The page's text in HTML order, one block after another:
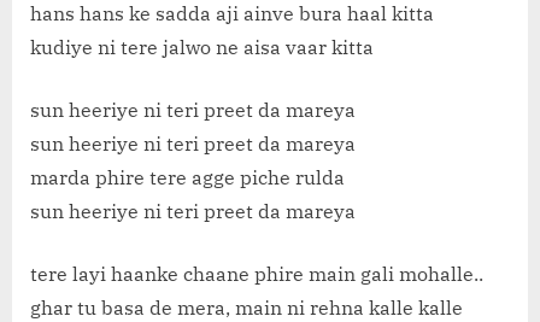
hans hans ke sadda aji ainve bura haal kitta
kudiye ni tere jalwo ne aisa vaar kitta
sun heeriye ni teri preet da mareya
sun heeriye ni teri preet da mareya
marda phire tere agge piche rulda
sun heeriye ni teri preet da mareya
tere layi haanke chaane phire main gali mohalle..
ghar tu basa de mera, main ni rehna kalle kalle